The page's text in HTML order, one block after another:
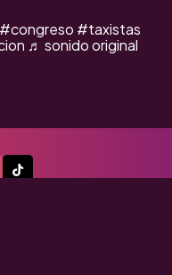
#congreso #taxistas
♬ sonido original